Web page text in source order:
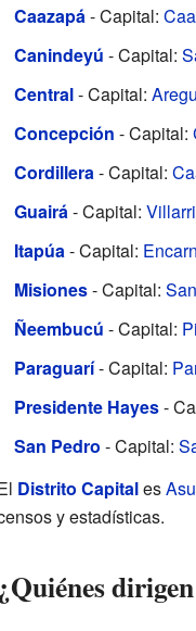
Caazapá- Capital:
Canindeyú - Capital:
Central- Capital:
Concepción - Capital:
Cordillera- Capital:
Guairá- Capital:
Itapúa- Capital:
Misiones- Capital:
Ñeembucú - Capital:
Paraguarí- Capital:
Presidente Hayes-
San Pedro - Capital:
Distrito Capitales
y estadísticas.